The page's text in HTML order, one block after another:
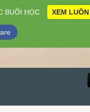
BUỔI HỌC XEM LUÔN